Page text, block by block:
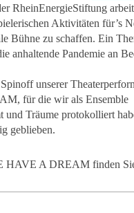
RheinEnergieStiftung
Aktivitäten für’s
Bühne zu schaffen. Ein
anhaltende Pandemie an
unserer
für die wir als Ensemble
und Träume protokolliert
geblieben.
HAVE A DREAM finden